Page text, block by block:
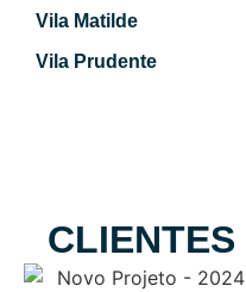
Vila Matilde
Vila Prudente
CLIENTES